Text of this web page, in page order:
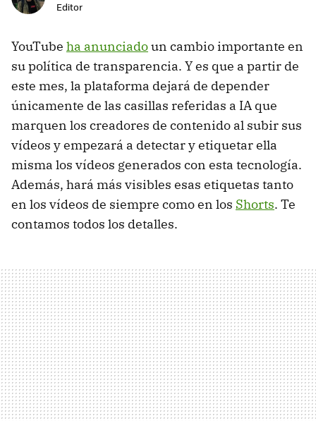
Editor
YouTube ha anunciadoun cambio importante en
su política de transparencia. Y es que a partir de
este mes, la plataforma dejará de depender
únicamente de las casillas referidas a IA que
marquen los creadores de contenido al subir sus
vídeos y empezará a detectar y etiquetar ella
misma los vídeos generados con esta tecnología.
Además, hará más visibles esas etiquetas tanto
en los vídeos de siempre como en los Shorts. Te
contamos todos los detalles.